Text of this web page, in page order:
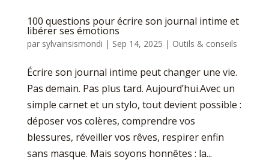
100 questions pour écrire son journal intime et
libérer ses émotions
par sylvainsismondi | Sep 14, 2025 | Outils & conseils
Écrire son journal intime peut changer une vie.
Pas demain. Pas plus tard. Aujourd’hui.Avec un
simple carnet et un stylo, tout devient possible :
déposer vos colères, comprendre vos
blessures, réveiller vos rêves, respirer enfin
sans masque. Mais soyons honnêtes : la...